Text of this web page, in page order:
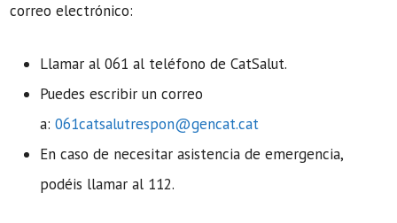
correo electrónico:
Llamar al 061 al teléfono de CatSalut.
Puedes escribir un correo
a: 061catsalutrespon@gencat.cat
En caso de necesitar asistencia de emergencia,
podéis llamar al 112.